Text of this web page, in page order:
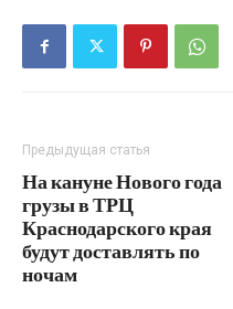
Предыдущая статья
На кануне Нового года
грузы в ТРЦ
Краснодарского края
будут доставлять по
ночам